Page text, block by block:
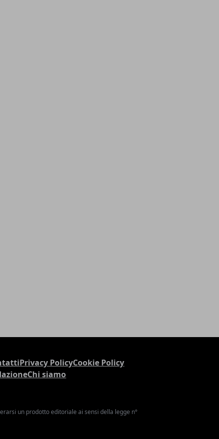
Privacy PolicyCookie Policy
Chi siamo
un prodotto editoriale ai sensi della legge n°